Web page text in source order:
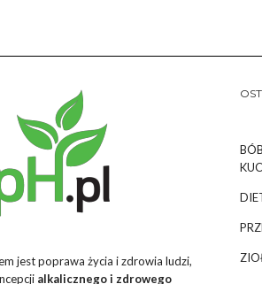
jest poprawa życia i zdrowia ludzi,
alkalicznego i zdrowego